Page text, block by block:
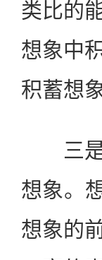
类比的
想象中
积蓄想
三是
想象。
想象的